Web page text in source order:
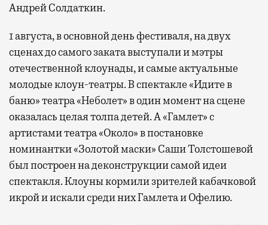
Андрей Солдаткин.
1 августа, в основной день фестиваля, на двух
сценах до самого заката выступали и мэтры
отечественной клоунады, и самые актуальные
молодые клоун-театры. В спектакле «Идите в
баню» театра «Неболет» в один момент на сцене
оказалась целая толпа детей. А «Гамлет» с
артистами театра «Около» в постановке
номинантки «Золотой маски» Саши Толстошевой
был построен на деконструкции самой идеи
спектакля. Клоуны кормили зрителей кабачковой
икрой и искали среди них Гамлета и Офелию.